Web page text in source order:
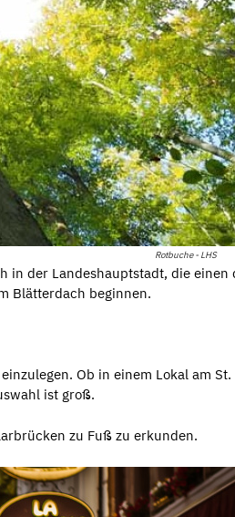
Rotbuche - LHS
in der Landeshauptstadt, die
Blätterdach beginnen.
Ob in einem Lokal am
ist groß.
zu Fuß zu erkunden.